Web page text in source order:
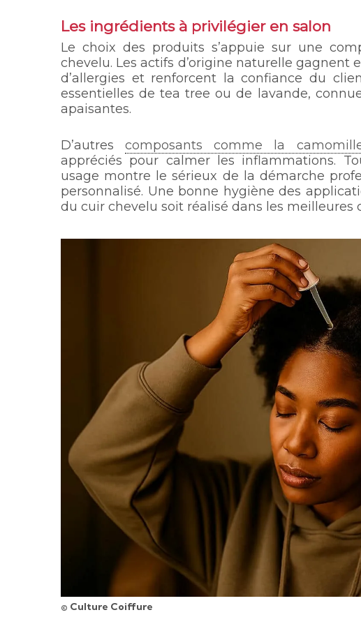
Les ingrédients à privilégier en salon
Le choix des produits s’appuie sur une
chevelu. Les actifs d’origine naturelle gagnent
d’allergies et renforcent la confiance du
essentielles de tea tree ou de lavande,
apaisantes.
D’autrescomposants comme la
appréciés pour calmer les inflammations.
usage montre le sérieux de la démarche
personnalisé. Une bonne hygiène des
du cuir chevelu soit réalisé dans les meilleures
© Culture Coiffure